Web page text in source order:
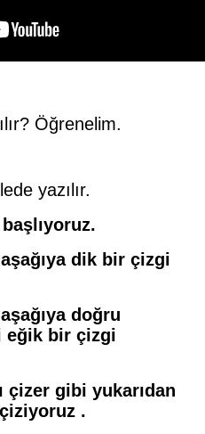
Öğrenelim.
yazılır.
dik bir çizgi
doğru
eğik bir çizgi
çizer gibi yukarıdan
.